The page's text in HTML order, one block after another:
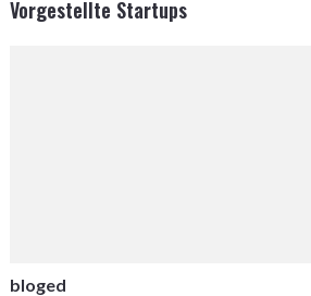
Vorgestellte Startups
bloged